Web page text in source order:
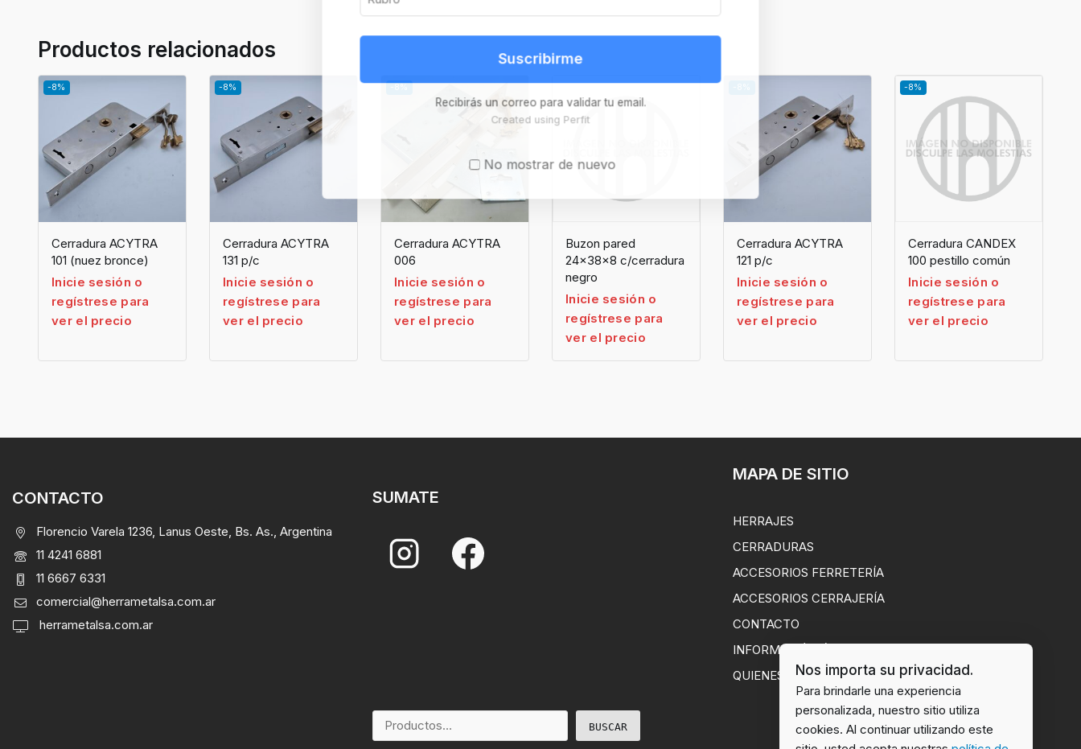
Productos relacionados
-8%
Cerradura ACYTRA
101 (nuez bronce)
Inicie sesión o
regístrese para
ver el precio
-8%
Cerradura ACYTRA
131 p/c
Inicie sesión o
regístrese para
ver el precio
-8%
Cerradura ACYTRA
006
Inicie sesión o
regístrese para
ver el precio
Buzon pared
24x38x8 c/cerradura
negro
Inicie sesión o
regístrese para
ver el precio
Cerradura ACYTRA
121 p/c
Inicie sesión o
regístrese para
ver el precio
-8%
Cerradura CANDEX
100 pestillo común
Inicie sesión o
regístrese para
ver el precio
CONTACTO
Florencio Varela 1236, Lanus Oeste, Bs. As., Argentina
11 4241 6881
11 6667 6331
comercial@herrametalsa.com.ar
herrametalsa.com.ar
SUMATE
MAPA DE SITIO
HERRAJES
CERRADURAS
ACCESORIOS FERRETERÍA
ACCESORIOS CERRAJERÍA
CONTACTO
INFORMACIÓN ÚTIL
QUIENES SOMOS
BUSCAR
Suscribirme
Recibirás un correo para validar tu email.
Created using Perfit
No mostrar de nuevo
Nos importa su privacidad.
Para brindarle una experiencia
personalizada, nuestro sitio utiliza
cookies. Al continuar utilizando este